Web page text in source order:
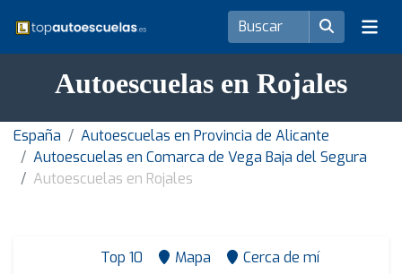
Autoescuelas en Rojales
España
Autoescuelas en Provincia de Alicante
Autoescuelas en Comarca de Vega Baja del Segura
Autoescuelas en Rojales
Top 10 Mapa Cerca de mí